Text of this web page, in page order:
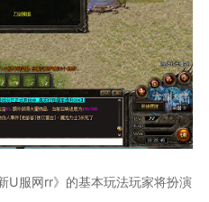
U服网rr》的基本玩法玩家将扮演